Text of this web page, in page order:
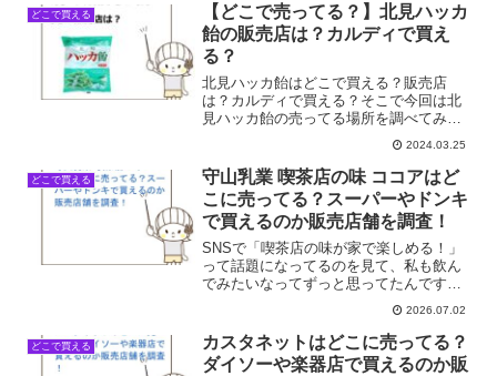
どこで買える
【どこで売ってる？】北見ハッカ
飴の販売店は？カルディで買え
る？
北見ハッカ飴はどこで買える？販売店
は？カルディで買える？そこで今回は北
見ハッカ飴の売ってる場所を調べてみま
2024.03.25
どこで買える
守山乳業 喫茶店の味 ココアはど
こに売ってる？スーパーやドンキ
で買えるのか販売店舗を調査！
SNSで「喫茶店の味が家で楽しめる！」
って話題になってるのを見て、私も飲ん
でみたいなってずっと思ってたんです。
でも、いざ買おうと思ったら、いつも行
くスーパーで見かけなくて、どこに売っ
てるんだろう？ってちょっと困っちゃい
ました。普段使いのココ...
2026.07.02
どこで買える
カスタネットはどこに売ってる？
ダイソーや楽器店で買えるのか販